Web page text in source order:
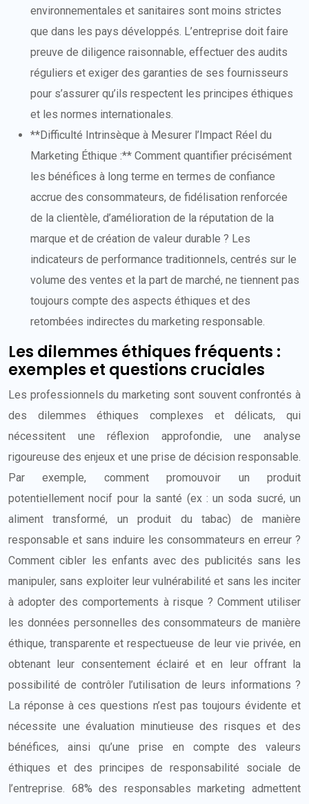
environnementales et sanitaires sont moins strictes
que dans les pays développés. L’entreprise doit faire
preuve de diligence raisonnable, effectuer des audits
réguliers et exiger des garanties de ses fournisseurs
pour s’assurer qu’ils respectent les principes éthiques
et les normes internationales.
**Difficulté Intrinsèque à Mesurer l’Impact Réel du
Marketing Éthique :** Comment quantifier précisément
les bénéfices à long terme en termes de confiance
accrue des consommateurs, de fidélisation renforcée
de la clientèle, d’amélioration de la réputation de la
marque et de création de valeur durable ? Les
indicateurs de performance traditionnels, centrés sur le
volume des ventes et la part de marché, ne tiennent pas
toujours compte des aspects éthiques et des
retombées indirectes du marketing responsable.
Les dilemmes éthiques fréquents :
exemples et questions cruciales
Les professionnels du marketing sont souvent confrontés à
des dilemmes éthiques complexes et délicats, qui
nécessitent une réflexion approfondie, une analyse
rigoureuse des enjeux et une prise de décision responsable.
Par exemple, comment promouvoir un produit
potentiellement nocif pour la santé (ex : un soda sucré, un
aliment transformé, un produit du tabac) de manière
responsable et sans induire les consommateurs en erreur ?
Comment cibler les enfants avec des publicités sans les
manipuler, sans exploiter leur vulnérabilité et sans les inciter
à adopter des comportements à risque ? Comment utiliser
les données personnelles des consommateurs de manière
éthique, transparente et respectueuse de leur vie privée, en
obtenant leur consentement éclairé et en leur offrant la
possibilité de contrôler l’utilisation de leurs informations ?
La réponse à ces questions n’est pas toujours évidente et
nécessite une évaluation minutieuse des risques et des
bénéfices, ainsi qu’une prise en compte des valeurs
éthiques et des principes de responsabilité sociale de
l’entreprise. 68% des responsables marketing admettent